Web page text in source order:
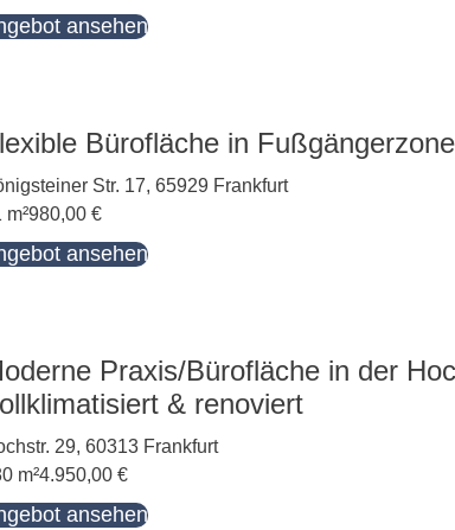
ansehen
Bürofläche in
Str. 17, 65929 Frankfurt
m²980,00 €
ansehen
Praxis/Bürofläche in der
& renoviert
29, 60313 Frankfurt
m²4.950,00 €
ansehen